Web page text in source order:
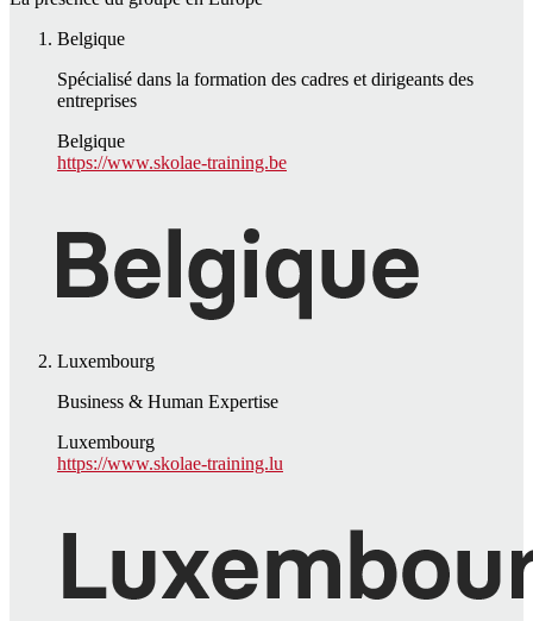
Belgique
Spécialisé dans la formation des cadres et dirigeants des
entreprises
Belgique
https://www.skolae-training.be
Luxembourg
Business & Human Expertise
Luxembourg
https://www.skolae-training.lu